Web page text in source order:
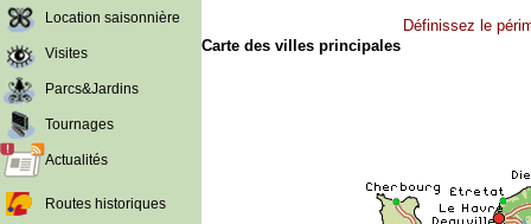
Location saisonnière
Visites
Parcs&Jardins
Tournages
Actualités
Routes historiques
Définissez le
Carte des villes principales